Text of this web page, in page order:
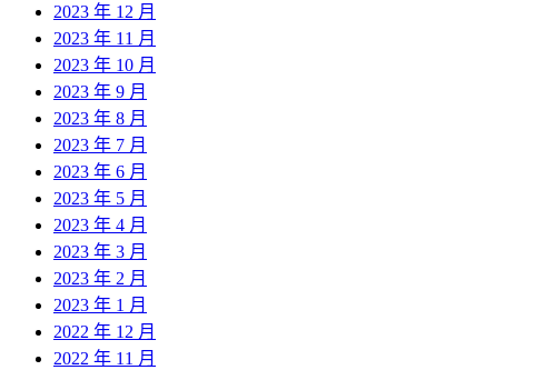
2023 年 12 月
2023 年 11 月
2023 年 10 月
2023 年 9 月
2023 年 8 月
2023 年 7 月
2023 年 6 月
2023 年 5 月
2023 年 4 月
2023 年 3 月
2023 年 2 月
2023 年 1 月
2022 年 12 月
2022 年 11 月